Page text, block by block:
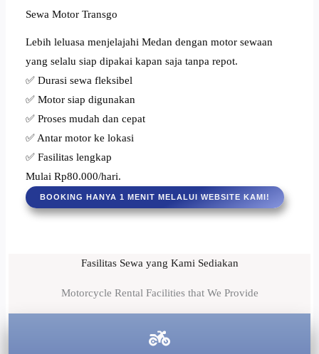
Sewa Motor Transgo
Lebih leluasa menjelajahi Medan dengan motor sewaan
yang selalu siap dipakai kapan saja tanpa repot.
✅ Durasi sewa fleksibel
✅ Motor siap digunakan
✅ Proses mudah dan cepat
✅ Antar motor ke lokasi
✅ Fasilitas lengkap
Mulai Rp80.000/hari.
BOOKING HANYA 1 MENIT MELALUI WEBSITE KAMI!
Fasilitas Sewa yang Kami Sediakan
Motorcycle Rental Facilities that We Provide